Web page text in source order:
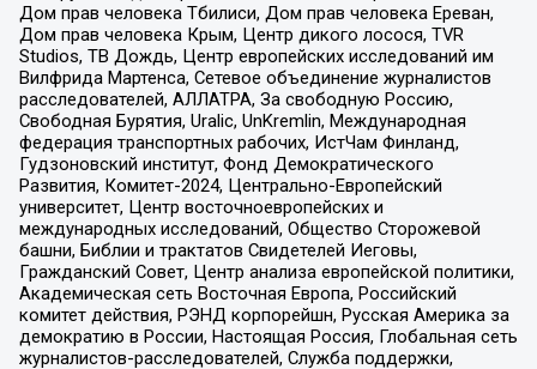
Дом прав человека Тбилиси, Дом прав человека Ереван,
Дом прав человека Крым, Центр дикого лосося, TVR
Studios, ТВ Дождь, Центр европейских исследований им
Вилфрида Мартенса, Сетевое объединение журналистов
расследователей, АЛЛАТРА, За свободную Россию,
Свободная Бурятия, Uralic, UnKremlin, Международная
федерация транспортных рабочих, ИстЧам Финланд,
Гудзоновский институт, Фонд Демократического
Развития, Комитет-2024, Центрально-Европейский
университет, Центр восточноевропейских и
международных исследований, Общество Сторожевой
башни, Библии и трактатов Свидетелей Иеговы,
Гражданский Совет, Центр анализа европейской политики,
Академическая сеть Восточная Европа, Российский
комитет действия, РЭНД корпорейшн, Русская Америка за
демократию в России, Настоящая Россия, Глобальная сеть
журналистов-расследователей, Служба поддержки,